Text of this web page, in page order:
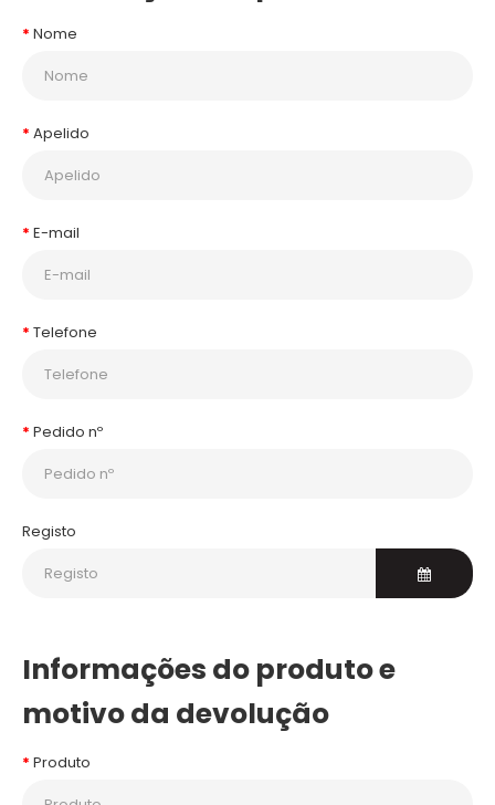
Nome
Apelido
E-mail
Telefone
Pedido nº
Registo
Informações do produto e
motivo da devolução
Produto